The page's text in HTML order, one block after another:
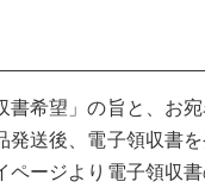
書希望」の旨と、お
発送後、電子領収書
ページより電子領収